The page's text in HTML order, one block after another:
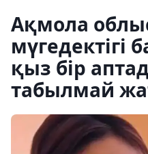
Ақмола
мүгедектігі
қыз бір
табылмай